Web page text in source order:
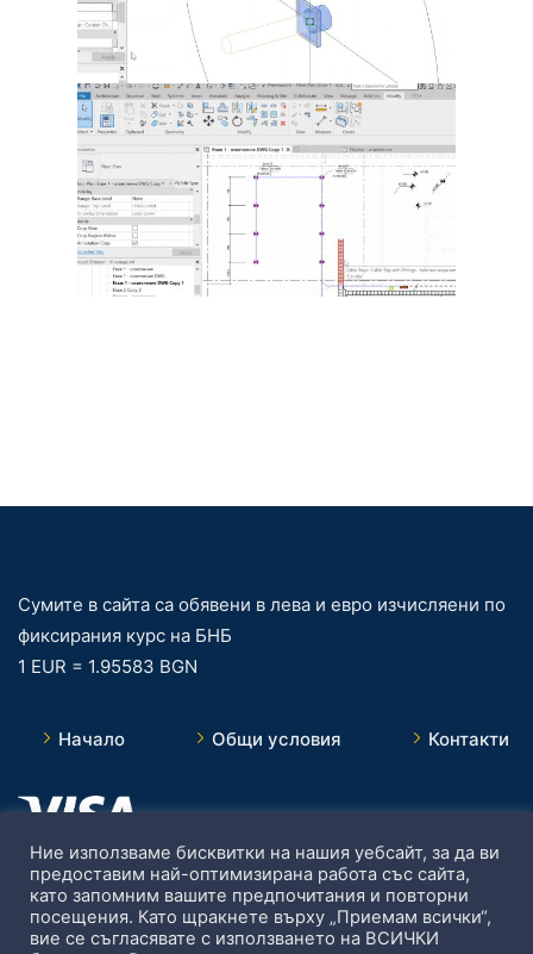
Сумите в сайта са обявени в лева и евро изчисляени по
фиксирания курс на БНБ
1 EUR = 1.95583 BGN
Начало Общи условия Контакти
Ние използваме бисквитки на нашия уебсайт, за да ви
предоставим най-оптимизирана работа със сайта,
като запомним вашите предпочитания и повторни
посещения. Като щракнете върху „Приемам всички“,
вие се съгласявате с използването на ВСИЧКИ